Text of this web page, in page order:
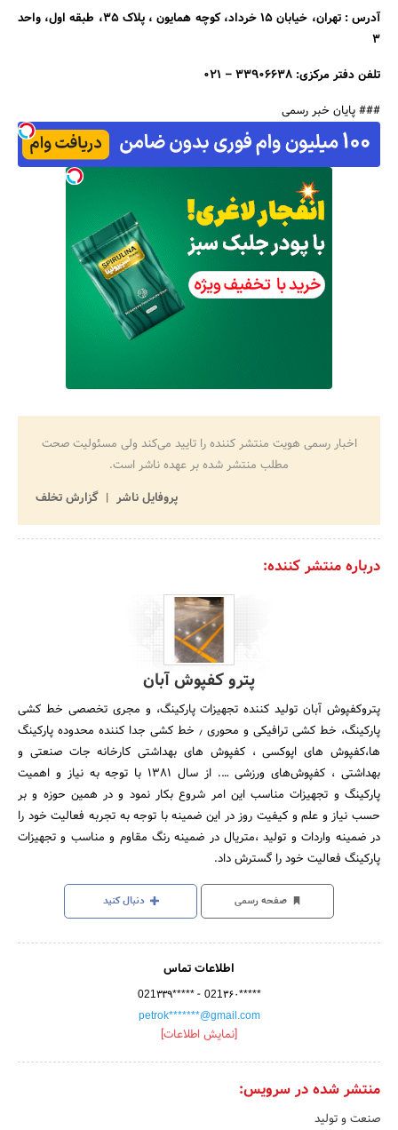
آدرس : تهران، خیابان ۱۵ خرداد، کوچه همایون ، پلاک ۳۵، طبقه اول، واحد
۳
تلفن دفتر مرکزی: ۳۳۹۰۶۶۳۸ – ۰۲۱
### پایان خبر رسمی
اخبار رسمی هویت منتشر کننده را تایید می‌کند ولی مسئولیت صحت
مطلب منتشر شده بر عهده ناشر است.
پروفایل ناشر
گزارش تخلف
درباره منتشر کننده:
پترو کفپوش آبان
پترو‌کفپوش آبان تولید کننده تجهیزات پارکینگ، و مجری تخصصی خط کشی
پارکینگ، خط کشی ترافیکی و محوری ٫ خط کشی جدا کننده محدوده پارکینگ
ها،کفپوش های اپوکسی ، کفپوش های بهداشتی کارخانه جات صنعتی و
بهداشتی ، کفپوش‌های ورزشی …. از سال ۱۳۸۱ با توجه به نیاز و اهمیت
پارکینگ و تجهیزات مناسب این امر شروع بکار نمود و در همین حوزه و بر
حسب نیاز و علم ‌و کیفیت روز در این ضمینه با توجه به تجربه فعالیت خود را
در ضمینه واردات و تولید ،متریال در ضمینه رنگ مقاوم و مناسب و تجهیزات
پارکینگ فعالیت خود را گسترش داد.
صفحه رسمی دنبال کنید
اطلاعات تماس
021۳۳۹***** - 021۳۶۰*****
petrok*******@gmail.com
[نمایش اطلاعات]
منتشر شده در سرویس:
صنعت و تولید